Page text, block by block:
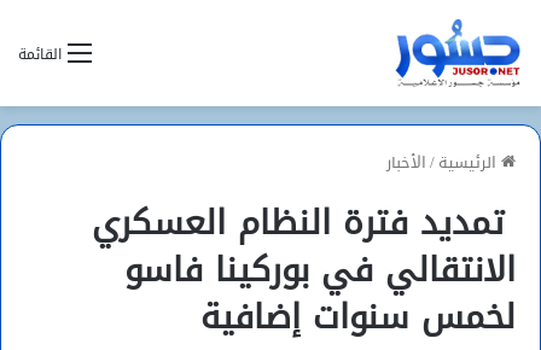
القائمة
الرئيسية/الأخبار
تمديد فترة النظام العسكري
الانتقالي في بوركينا فاسو
لخمس سنوات إضافية